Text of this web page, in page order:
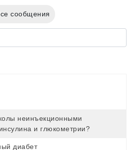
сообщения
неинъекционными
и глюкометрии?
диабет